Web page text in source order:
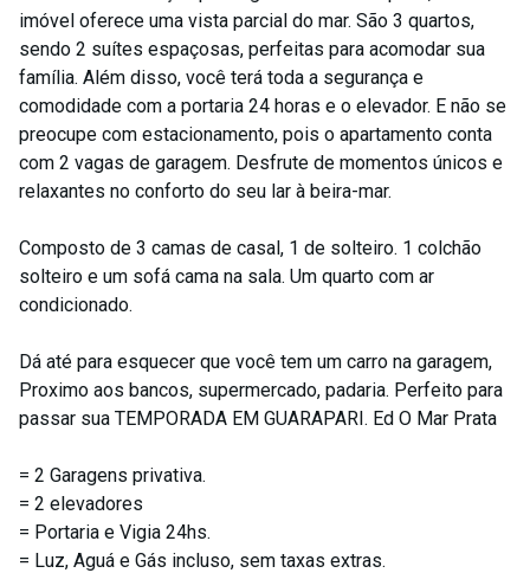
imóvel oferece uma vista parcial do mar. São 3 quartos,
sendo 2 suítes espaçosas, perfeitas para acomodar sua
família. Além disso, você terá toda a segurança e
comodidade com a portaria 24 horas e o elevador. E não se
preocupe com estacionamento, pois o apartamento conta
com 2 vagas de garagem. Desfrute de momentos únicos e
relaxantes no conforto do seu lar à beira-mar.
Composto de 3 camas de casal, 1 de solteiro. 1 colchão
solteiro e um sofá cama na sala. Um quarto com ar
condicionado.
Dá até para esquecer que você tem um carro na garagem,
Proximo aos bancos, supermercado, padaria. Perfeito para
passar sua TEMPORADA EM GUARAPARI. Ed O Mar Prata
= 2 Garagens privativa.
= 2 elevadores
= Portaria e Vigia 24hs.
= Luz, Aguá e Gás incluso, sem taxas extras.